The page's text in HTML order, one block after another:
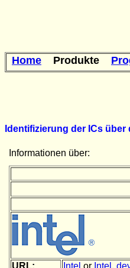
Home Produkte
Identifizierung der ICs
Informationen über:
URL: Intel or Intel,